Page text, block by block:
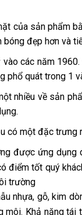
của sản phẩm
đẹp hơn và
các năm
quát trong 1
nhiều về sản
có một đặc trưng
được ứng
điểm tốt quý
trường
nhựa, gỗ, kim
môi. Khả năng